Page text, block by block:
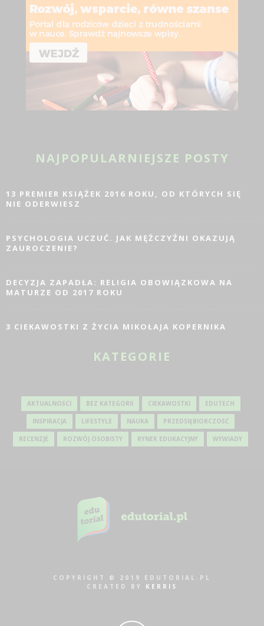
NAJPOPULARNIEJSZE POSTY
13 PREMIER KSIĄŻEK 2016 ROKU, OD KTÓRYCH SIĘ
NIE ODERWIESZ
PSYCHOLOGIA UCZUĆ. JAK MĘŻCZYŹNI OKAZUJĄ
ZAUROCZENIE?
DECYZJA ZAPADŁA: RELIGIA OBOWIĄZKOWA NA
MATURZE OD 2017 ROKU
3 CIEKAWOSTKI Z ŻYCIA MIKOŁAJA KOPERNIKA
KATEGORIE
AKTUALNOŚCI BEZ KATEGORII CIEKAWOSTKI EDUTECH
INSPIRACJA LIFESTYLE NAUKA PRZEDSIĘBIORCZOŚĆ
RECENZJE ROZWÓJ OSOBISTY RYNEK EDUKACYJNY WYWIADY
COPYRIGHT © 2019 EDUTORIAL.PL
CREATED BY KERRIS